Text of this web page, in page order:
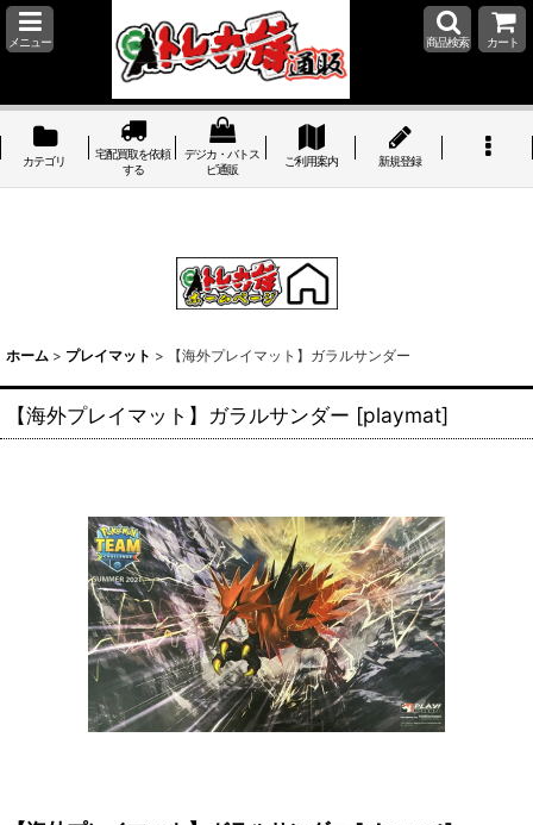
メニュー 商品検索 カート
カテゴリ
宅配買取を依頼
する
デジカ・バトス
ピ通販
ご利用案内 新規登録
ホーム > プレイマット > 【海外プレイマット】ガラルサンダー
【海外プレイマット】ガラルサンダー [playmat]